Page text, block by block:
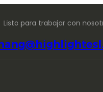
Listo para trabajar con